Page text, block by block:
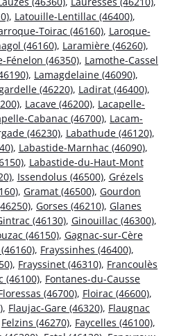
, Latouille-Lentillac (46400),
Toirac (46160), Laroque-
(46160), Laramière (46260),
Fénelon (46350), Lamothe-Cassel
, Lamagdelaine (46090),
(46220), Ladirat (46400),
, Lacave (46200), Lacapelle-
Cabanac (46700), Lacam-
(46230), Labathude (46120),
, Labastide-Marnhac (46090),
, Labastide-du-Haut-Mont
, Issendolus (46500), Grézels
, Gramat (46500), Gourdon
, Gorses (46210), Glanes
(46130), Ginouillac (46300),
(46150), Gagnac-sur-Cère
, Frayssinhes (46400),
, Frayssinet (46310), Francoulès
(46100), Fontanes-du-Causse
(46700), Floirac (46600),
, Flaujac-Gare (46320), Flaugnac
Felzins (46270), Faycelles (46100),